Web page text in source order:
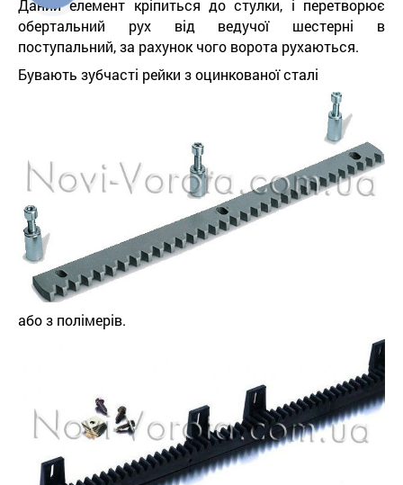
Даний елемент кріпиться до стулки, і перетворює
обертальний рух від ведучої шестерні в
поступальний, за рахунок чого ворота рухаються.
Бувають зубчасті рейки з оцинкованої сталі
або з полімерів.